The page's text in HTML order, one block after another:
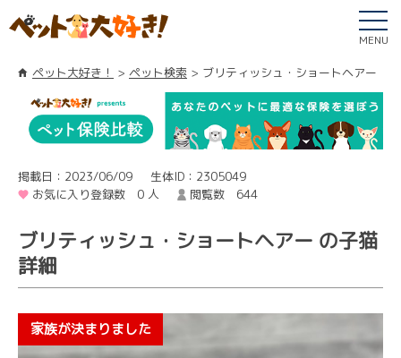
MENU
ペット大好き！ ペット検索 ブリティッシュ・ショートヘアー
掲載日：2023/06/09
生体ID：2305049
お気に入り登録数 0 人
閲覧数 644
ブリティッシュ・ショートヘアー の子猫
詳細